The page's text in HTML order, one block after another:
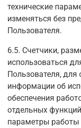
технические
изменяться без
Пользователя.
6.5. Счетчики,
использоваться
Пользователя, для
информации об
обеспечения
отдельных
параметры работы